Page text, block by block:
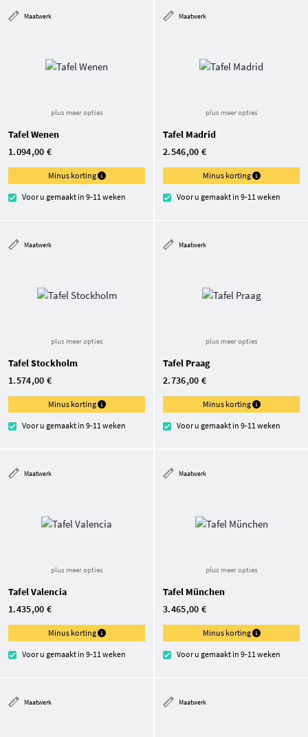
Maatwerk
plus meer opties
Tafel Wenen
1.094,00 €
Minus korting
Voor u gemaakt in 9-11 weken
Maatwerk
plus meer opties
Tafel Madrid
2.546,00 €
Minus korting
Voor u gemaakt in 9-11 weken
Maatwerk
plus meer opties
Tafel Stockholm
1.574,00 €
Minus korting
Voor u gemaakt in 9-11 weken
Maatwerk
plus meer opties
Tafel Praag
2.736,00 €
Minus korting
Voor u gemaakt in 9-11 weken
Maatwerk
plus meer opties
Tafel Valencia
1.435,00 €
Minus korting
Voor u gemaakt in 9-11 weken
Maatwerk
plus meer opties
Tafel München
3.465,00 €
Minus korting
Voor u gemaakt in 9-11 weken
Maatwerk Maatwerk